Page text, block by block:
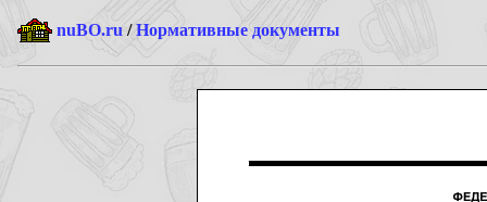
nuBO.ru /Нормативные документы